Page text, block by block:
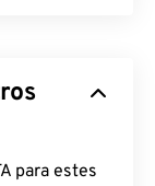
para estes